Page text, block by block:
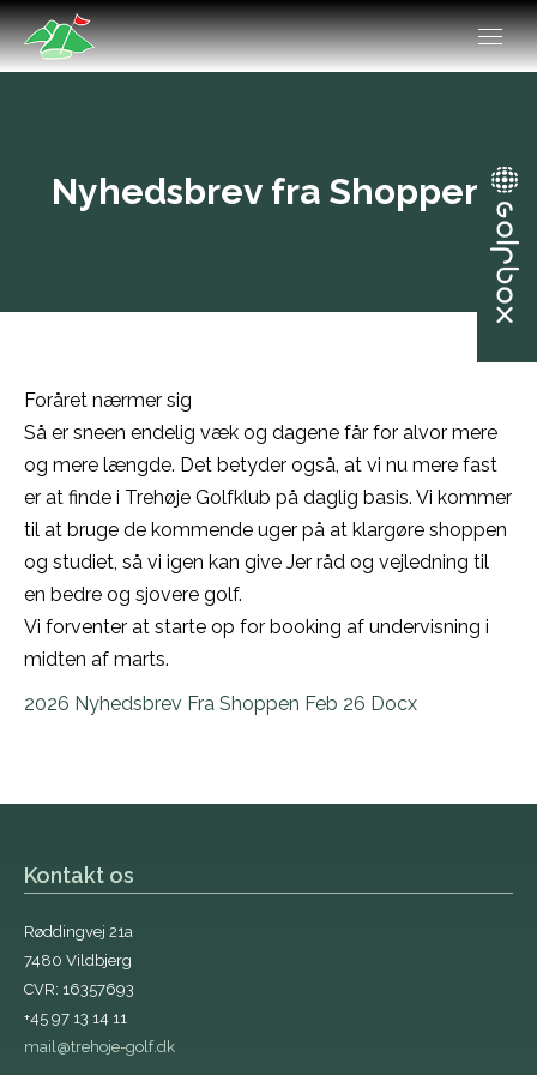
Nyhedsbrev fra Shoppen
Foråret nærmer sig
Så er sneen endelig væk og dagene får for alvor mere
og mere længde. Det betyder også, at vi nu mere fast
er at finde i Trehøje Golfklub på daglig basis. Vi kommer
til at bruge de kommende uger på at klargøre shoppen
og studiet, så vi igen kan give Jer råd og vejledning til
en bedre og sjovere golf.
Vi forventer at starte op for booking af undervisning i
midten af marts.
2026 Nyhedsbrev Fra Shoppen Feb 26 Docx
Kontakt os
Røddingvej 21a
7480 Vildbjerg
CVR: 16357693
+45 97 13 14 11
mail@trehoje-golf.dk